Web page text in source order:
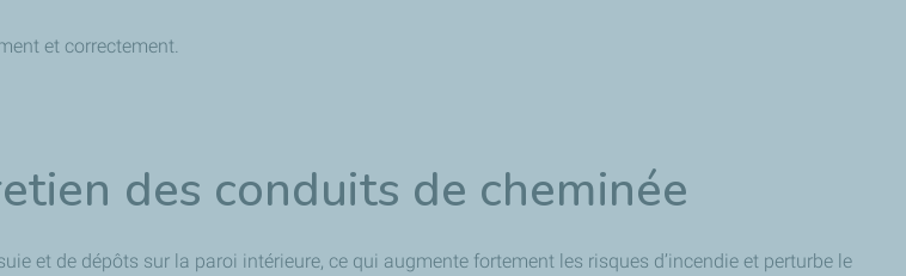
et correctement.
des conduits de cheminée
et de dépôts sur la paroi intérieure, ce qui augmente fortement les risques d’incendie et perturbe le